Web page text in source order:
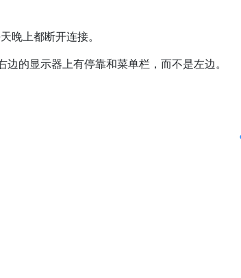
晚上都断开连接。
的显示器上有停靠和菜单栏，而不是左边。